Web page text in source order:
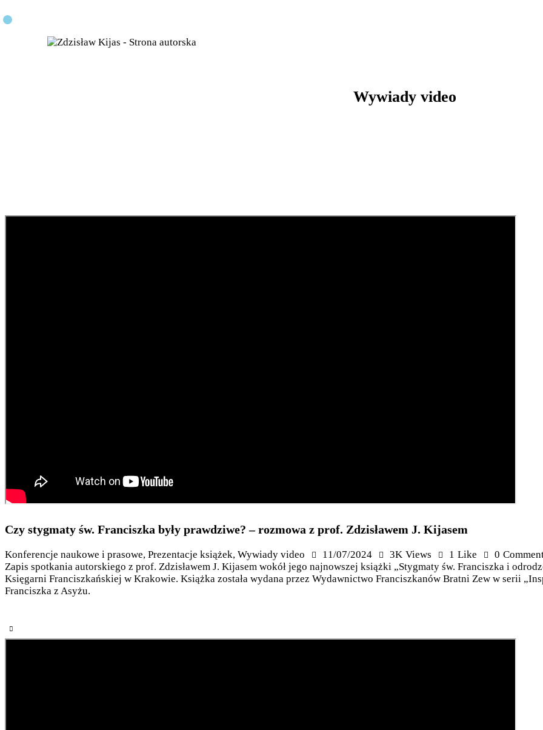
Wywiady video
Czy stygmaty św. Franciszka były prawdziwe? – rozmowa z prof. Zdzisławem J. Kijasem
Konferencje naukowe i prasowe, Prezentacje książek, Wywiady video 11/07/2024 3K Views 1 Like 0
Zapis spotkania autorskiego z prof. Zdzisławem J. Kijasem wokół jego najnowszej książki „Stygmaty św. Franciszka i
Księgarni Franciszkańskiej w Krakowie. Książka została wydana przez Wydawnictwo Franciszkanów Bratni Zew w serii
Franciszka z Asyżu.